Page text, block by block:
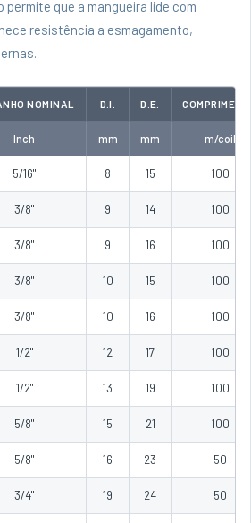
permite que a mangueira lide com
resistência a esmagamento,
NOMINAL D.I. D.E.
Inch mm mm m/coil
5/16" 8 15 100
3/8" 9 14 100
3/8" 9 16 100
3/8" 10 15 100
3/8" 10 16 100
1/2" 12 17 100
1/2" 13 19 100
5/8" 15 21 100
5/8" 16 23 50
3/4" 19 24 50